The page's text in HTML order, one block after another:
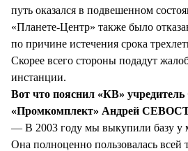
путь оказался в подвешенном
«Планете-Центр» также было
по причине истечения срока
Скорее всего стороны подадут
инстанции.
Вот что пояснил «КВ»
«Промкомплект» Андрей
— В 2003 году мы выкупили базу у
Она полноценно пользовалась всей